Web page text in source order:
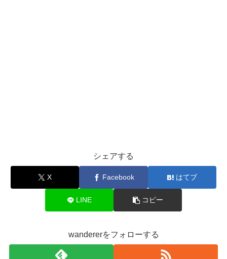
シェアする
X Facebook はてブ
LINE コピー
wandererをフォローする